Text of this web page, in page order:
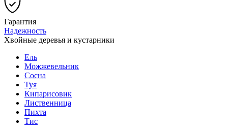
Гарантия
Надежность
Хвойные деревья и кустарники
Ель
Можжевельник
Сосна
Туя
Кипарисовик
Лиственница
Пихта
Тис